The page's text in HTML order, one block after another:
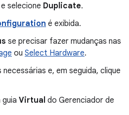
e selecione Duplicate.
é exibida.
se precisar fazer mudanças nas
ou Select Hardware.
necessárias e, em seguida, clique
Virtual do Gerenciador de